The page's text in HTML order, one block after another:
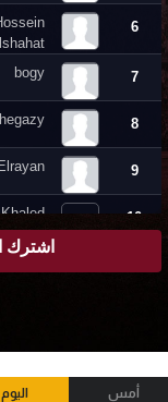
أمس اليوم